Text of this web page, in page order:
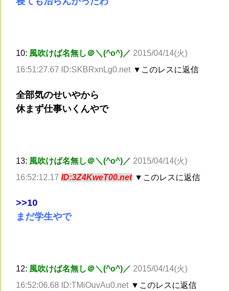
10: 風吹けば名無し＠＼(^o^)／ 2015/04/14(火)
16:51:27.67 ID:SKBRxnLg0.net ▼このレスに返信
全部気のせいやから
休まず仕事いくんやで
13: 風吹けば名無し＠＼(^o^)／ 2015/04/14(火)
16:52:12.17 ID:3Z4KweT00.net ▼このレスに返信
>>10
まだ学生やで
12: 風吹けば名無し＠＼(^o^)／ 2015/04/14(火)
16:52:06.68 ID:TMiOuvAu0.net ▼このレスに返信